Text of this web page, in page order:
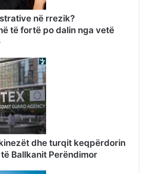
në rrezik?
të fortë po dalin nga vetë
dhe turqit keqpërdorin
Ballkanit Perëndimor